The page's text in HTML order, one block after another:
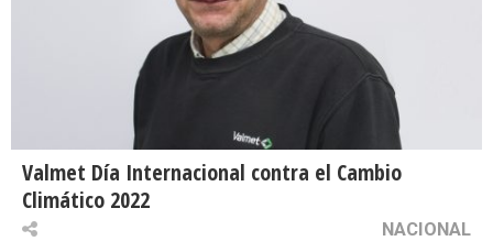
Valmet Día Internacional contra el Cambio
Climático 2022
NACIONAL